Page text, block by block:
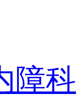
障科